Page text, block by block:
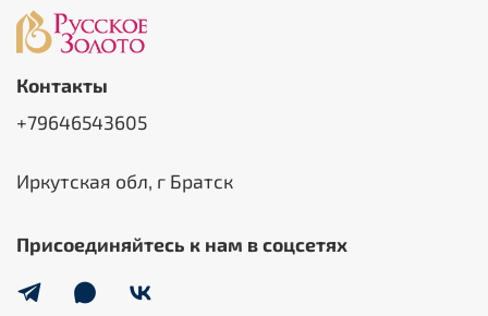
Контакты
+79646543605
Иркутская обл, г Братск
Присоединяйтесь к нам в соцсетях